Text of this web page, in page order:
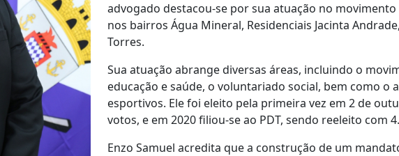
advogado destacou-se por sua atuação no
nos bairros Água Mineral, Residenciais Jacinta
Torres.
Sua atuação abrange diversas áreas, incluindo o
educação e saúde, o voluntariado social, bem como o
esportivos. Ele foi eleito pela primeira vez em 2 de
votos, e em 2020 filiou-se ao PDT, sendo reeleito com
Enzo Samuel acredita que a construção de um